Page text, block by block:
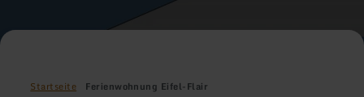
Startseite Ferienwohnung Eifel-Flair